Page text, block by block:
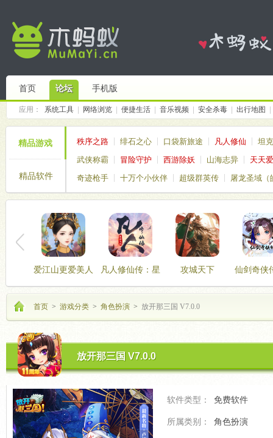
首页 论坛 手机版
应用： 系统工具 网络浏览 便捷生活 音乐视频 安全杀毒 出行地图
精品游戏
精品软件
秩序之路 绯石之心 口袋新旅途 凡人修仙
坦
武侠称霸
冒险守护 西游除妖 山海志异
天天
奇迹枪手
十万个小伙伴 超级群英传
屠龙圣域（
仙境传说破晓
塔塔帝国
爱江山更爱美人
凡人修仙传：星
攻城天下
仙剑奇侠
首页 > 游戏分类 > 角色扮演 > 放开那三国 V7.0.0
放开那三国 V7.0.0
软件类型： 免费软件
所属类别： 角色扮演